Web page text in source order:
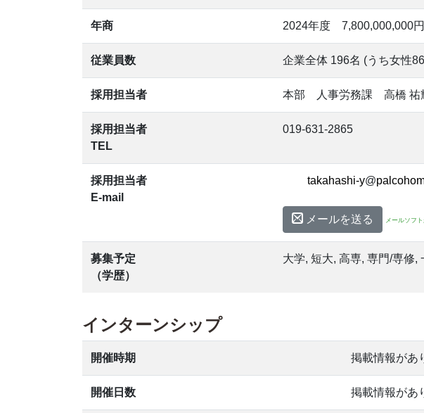
年商 2024年度 7,800,000,000円
従業員数 企業全体 196名 (うち女性
採用担当者 本部 人事労務課 高橋 祐
採用担当者
TEL
019-631-2865
採用担当者
E-mail
@
メールを送る メールソフ
募集予定
（学歴）
大学, 短大, 高専, 専門/専修,
インターンシップ
開催時期 掲載情報があ
開催日数 掲載情報があ